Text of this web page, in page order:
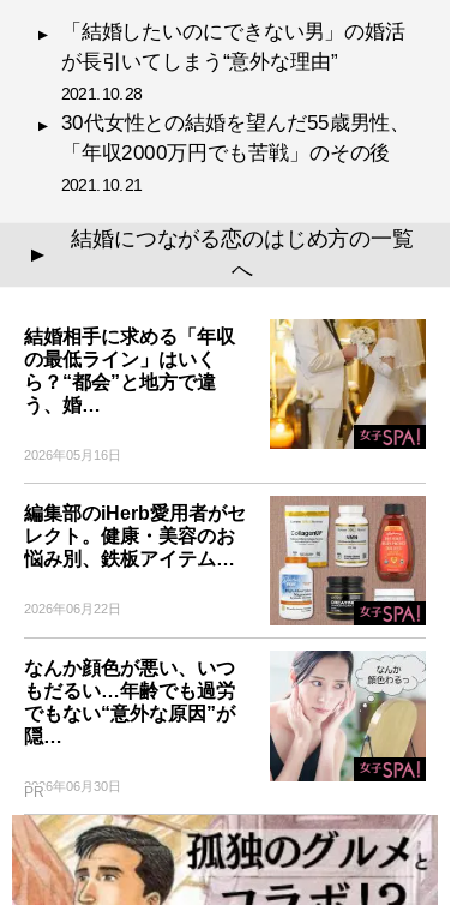
「結婚したいのにできない男」の婚活
が長引いてしまう“意外な理由”
2021.10.28
30代女性との結婚を望んだ55歳男性、
「年収2000万円でも苦戦」のその後
2021.10.21
▲
結婚につながる恋のはじめ方の一覧
へ
結婚相手に求める「年収
の最低ライン」はいく
ら？“都会”と地方で違
う、婚…
2026年05月16日
編集部のiHerb愛用者がセ
レクト。健康・美容のお
悩み別、鉄板アイテム…
2026年06月22日
なんか顔色が悪い、いつ
もだるい…年齢でも過労
でもない“意外な原因”が
隠…
2026年06月30日
PR